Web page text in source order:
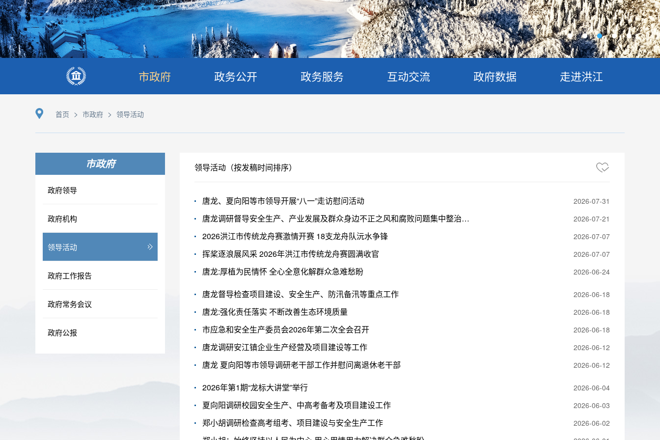
市政府 政务公开 政务服务 互动交流 政府数据 走进洪江
首页 > 市政府 > 领导活动
市政府
政府领导
政府机构
领导活动
政府工作报告
政府常务会议
政府公报
领导活动（按发稿时间排序）
唐龙、夏向阳等市领导开展“八一”走访慰问活动 2026-07-31
唐龙调研督导安全生产、产业发展及群众身边不正之风和腐败问题集中整治等工作 2026-07-21
2026洪江市传统龙舟赛激情开赛 18支龙舟队沅水争锋 2026-07-07
挥桨逐浪展风采 2026年洪江市传统龙舟赛圆满收官 2026-07-07
唐龙:厚植为民情怀 全心全意化解群众急难愁盼 2026-06-24
唐龙督导检查项目建设、安全生产、防汛备汛等重点工作 2026-06-18
唐龙:强化责任落实 不断改善生态环境质量 2026-06-18
市应急和安全生产委员会2026年第二次全会召开 2026-06-18
唐龙调研安江镇企业生产经营及项目建设等工作 2026-06-12
唐龙 夏向阳等市领导调研老干部工作并慰问离退休老干部 2026-06-12
2026年第1期“龙标大讲堂”举行 2026-06-04
夏向阳调研校园安全生产、中高考备考及项目建设工作 2026-06-03
郑小胡调研检查高考组考、项目建设与安全生产工作 2026-06-02